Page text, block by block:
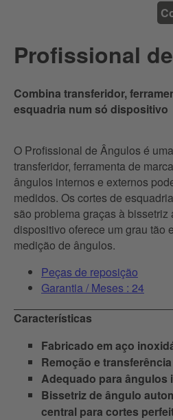
Profissional
Combina transferidor,
esquadria num só dispositivo
O Profissional de Ângulos é
transferidor, ferramenta de
ângulos internos e externos
medidos. Os cortes de
são problema graças à
dispositivo oferece um grau tão
medição de ângulos.
Peças de reposição
Garantia / Meses : 24
Características
Fabricado em aço
Remoção e
Adequado para ângulos
Bissetriz de ângulo
central para cortes